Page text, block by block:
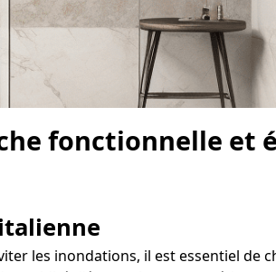
fonctionnelle et
les inondations, il est essentiel de